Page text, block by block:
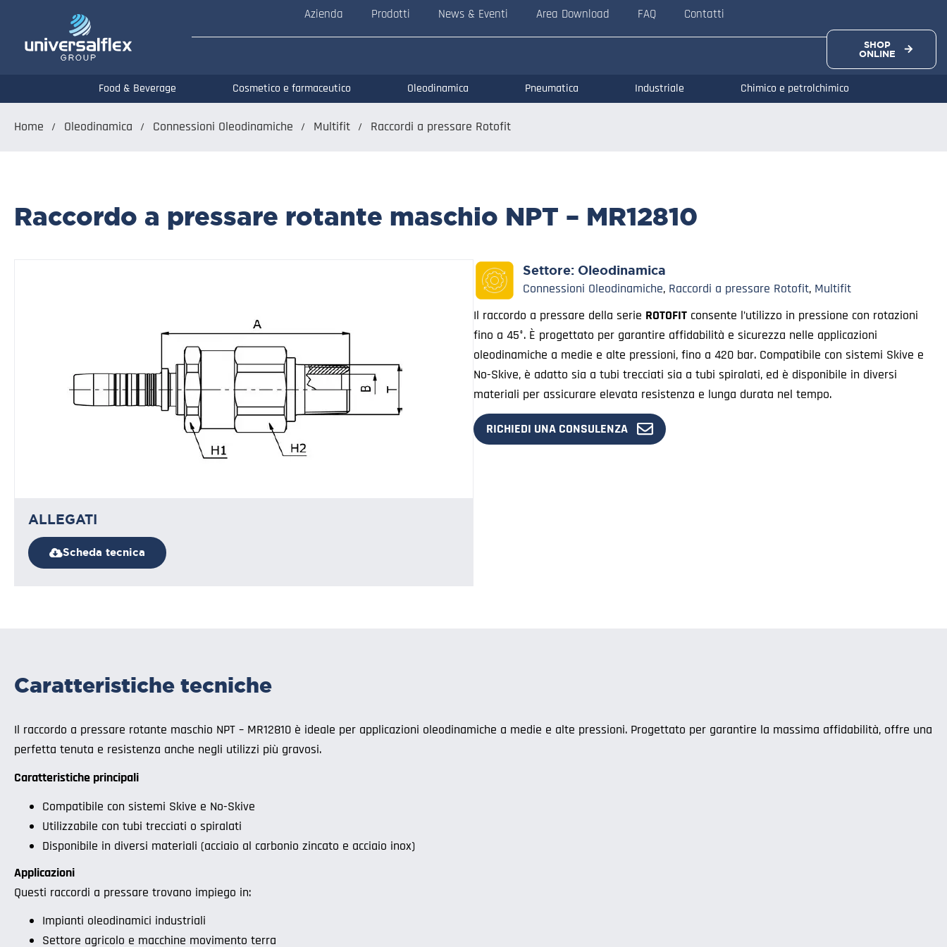
Azienda Prodotti News & Eventi Area Download FAQ Contatti
SHOP
ONLINE
Food & Beverage Cosmetico e farmaceutico Oleodinamica Pneumatica Industriale Chimico e petrolchimico
Home Oleodinamica Connessioni Oleodinamiche Multifit Raccordi a pressare Rotofit
Raccordo a pressare rotante maschio NPT – MR12810
ALLEGATI
Scheda tecnica
Settore: Oleodinamica
Connessioni Oleodinamiche, Raccordi a pressare Rotofit, Multifit
Il raccordo a pressare della serie ROTOFIT consente l’utilizzo in pressione con rotazioni
fino a 45°. È progettato per garantire affidabilità e sicurezza nelle applicazioni
oleodinamiche a medie e alte pressioni, fino a 420 bar. Compatibile con sistemi Skive e
No-Skive, è adatto sia a tubi trecciati sia a tubi spiralati, ed è disponibile in diversi
materiali per assicurare elevata resistenza e lunga durata nel tempo.
RICHIEDI UNA CONSULENZA
Caratteristiche tecniche
Il raccordo a pressare rotante maschio NPT – MR12810 è ideale per applicazioni oleodinamiche a medie e alte pressioni. Progettato per garantire la massima affidabilità, offre una
perfetta tenuta e resistenza anche negli utilizzi più gravosi.
Caratteristiche principali
Compatibile con sistemi Skive e No-Skive
Utilizzabile con tubi trecciati o spiralati
Disponibile in diversi materiali (acciaio al carbonio zincato e acciaio inox)
Applicazioni
Questi raccordi a pressare trovano impiego in:
Impianti oleodinamici industriali
Settore agricolo e macchine movimento terra